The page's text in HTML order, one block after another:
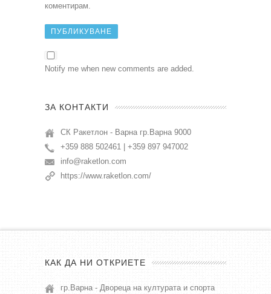
коментирам.
Notify me when new comments are added.
ЗА КОНТАКТИ
СК Ракетлон - Варна гр.Варна 9000
+359 888 502461 | +359 897 947002
info@raketlon.com
https://www.raketlon.com/
КАК ДА НИ ОТКРИЕТЕ
гр.Варна - Двореца на културата и спорта